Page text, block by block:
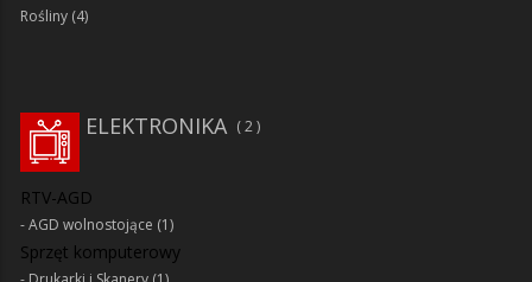
Rośliny (4)
2
ELEKTRONIKA
RTV-AGD
AGD wolnostojące (1)
Sprzęt komputerowy